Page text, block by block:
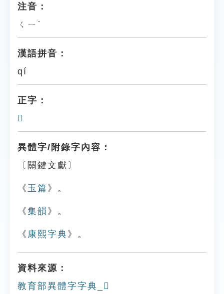
注音：
ㄑㄧˊ
漢語拼音：
qí
正字：
𢻚
異體字/附錄字內容：
〔關鍵文獻〕
《 玉篇 》。
《集韻 》。
《 康熙字典 》。
資料來源：
教育部異體字字典_𢾪